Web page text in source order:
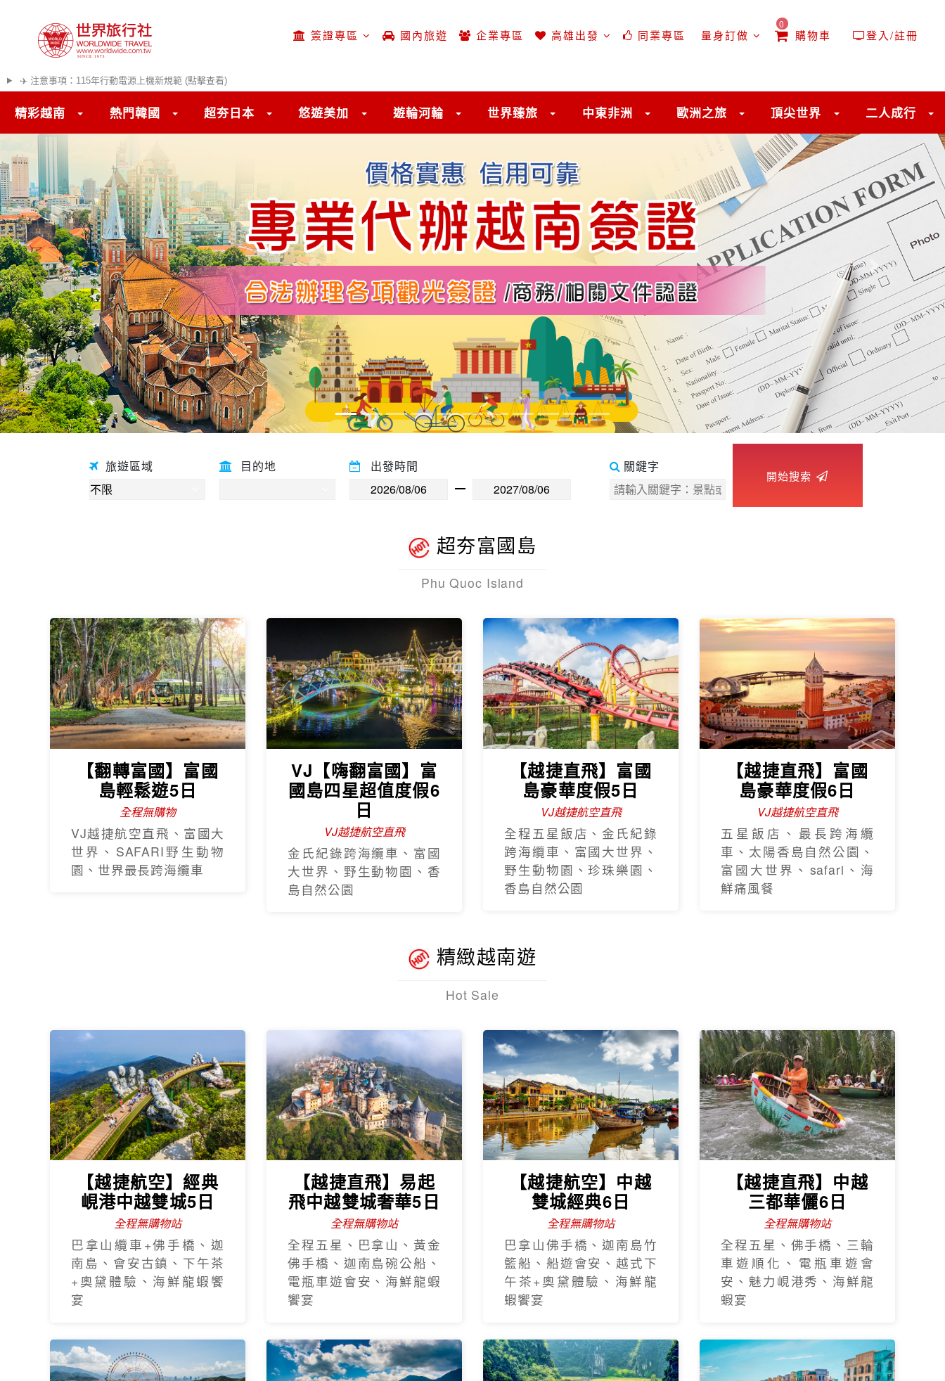
簽證專區 國內旅遊 企業專區 高雄出發 同業專區 量身訂做 購物車
0
登入/註冊
✈️ 注意事項：115年行動電源上機新規範 (點擊查看)
精彩越南 熱門韓國 超夯日本 悠遊美加 遊輪河輪 世界臻旅 中東非洲 歐洲之旅 頂尖世界 二人成行
往前 往後
旅遊區域 目的地 出發時間 關鍵字
開始搜索
超夯富國島
Phu Quoc Island
【翻轉富國】富國
島輕鬆遊5日
全程無購物
VJ越捷航空直飛、富國大
世界、SAFARI野生動物
園、世界最長跨海纜車
VJ【嗨翻富國】富
國島四星超值度假6
日
VJ越捷航空直飛
金氏紀錄跨海纜車、富國
大世界、野生動物園、香
島自然公園
【越捷直飛】富國
島豪華度假5日
VJ越捷航空直飛
全程五星飯店、金氏紀錄
跨海纜車、富國大世界、
野生動物園、珍珠樂園、
香島自然公園
【越捷直飛】富國
島豪華度假6日
VJ越捷航空直飛
五星飯店、最長跨海纜
車、太陽香島自然公園、
富國大世界、safari、海
鮮痛風餐
精緻越南遊
Hot Sale
【越捷航空】經典
峴港中越雙城5日
全程無購物站
巴拿山纜車+佛手橋、迦
南島、會安古鎮、下午茶
+奧黛體驗、海鮮龍蝦饗
宴
【越捷直飛】易起
飛中越雙城奢華5日
全程無購物站
全程五星、巴拿山、黃金
佛手橋、迦南島碗公船、
電瓶車遊會安、海鮮龍蝦
饗宴
【越捷航空】中越
雙城經典6日
全程無購物站
巴拿山佛手橋、迦南島竹
籃船、船遊會安、越式下
午茶+奧黛體驗、海鮮龍
蝦饗宴
【越捷直飛】中越
三都華儷6日
全程無購物站
全程五星、佛手橋、三輪
車遊順化、電瓶車遊會
安、魅力峴港秀、海鮮龍
蝦宴